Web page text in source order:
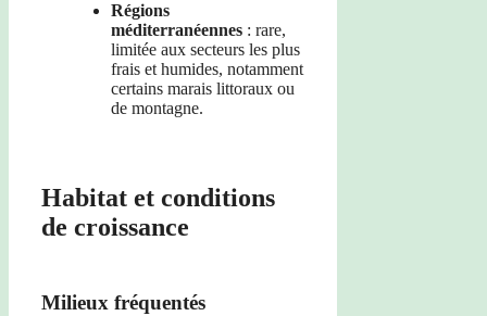
Régions
méditerranéennes : rare,
limitée aux secteurs les plus
frais et humides, notamment
certains marais littoraux ou
de montagne.
Habitat et conditions
de croissance
Milieux fréquentés